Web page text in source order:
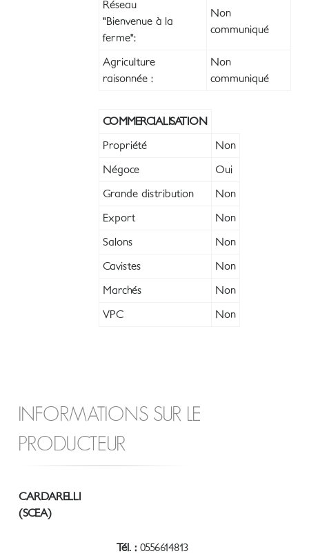
Réseau
"Bienvenue à la
ferme":
Non
communiqué
Agriculture
raisonnée :
Non
communiqué
COMMERCIALISATION
Propriété Non
Négoce Oui
Grande distribution Non
Export Non
Salons Non
Cavistes Non
Marchés Non
VPC Non
INFORMATIONS SUR LE
PRODUCTEUR
CARDARELLI
(SCEA)
Tél. : 0556614813